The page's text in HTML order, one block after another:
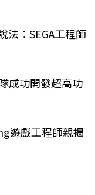
法：SEGA工程師
成功開發超高功
遊戲工程師親揭